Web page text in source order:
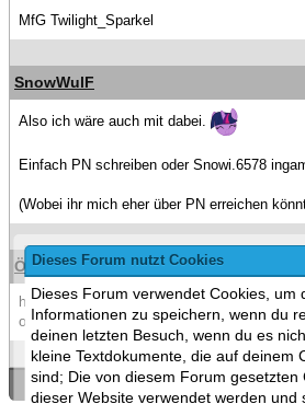
Dieses Forum nutzt Cookies
Dieses Forum verwendet Cookies, um
Informationen zu speichern, wenn du
deinen letzten Besuch, wenn du es
kleine Textdokumente, die auf deinem
sind; Die von diesem Forum
dieser Website verwendet werden und
MfG Twilight_Sparkel
SnowWulF
Also ich wäre auch mit dabei.
Einfach PN schreiben oder Snowi.6578
(Wobei ihr mich eher über PN erreichen
Östeoporose
hmmm ich könnt eig. auch beitretten in
on
«Ein Thema zurück|Ein